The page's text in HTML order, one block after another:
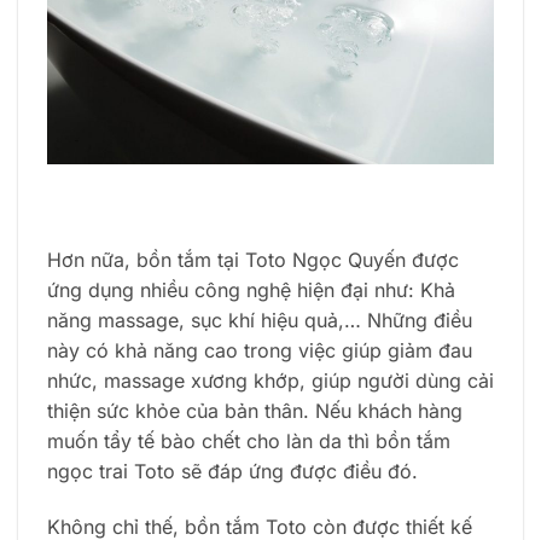
Hơn nữa, bồn tắm tại Toto Ngọc Quyến được
ứng dụng nhiều công nghệ hiện đại như: Khả
năng massage, sục khí hiệu quả,… Những điều
này có khả năng cao trong việc giúp giảm đau
nhức, massage xương khớp, giúp người dùng cải
thiện sức khỏe của bản thân. Nếu khách hàng
muốn tẩy tế bào chết cho làn da thì bồn tắm
ngọc trai Toto sẽ đáp ứng được điều đó.
Không chỉ thế, bồn tắm Toto còn được thiết kế